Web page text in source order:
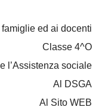
ed ai docenti
Classe 4^O
l’Assistenza sociale
Al DSGA
Al Sito WEB